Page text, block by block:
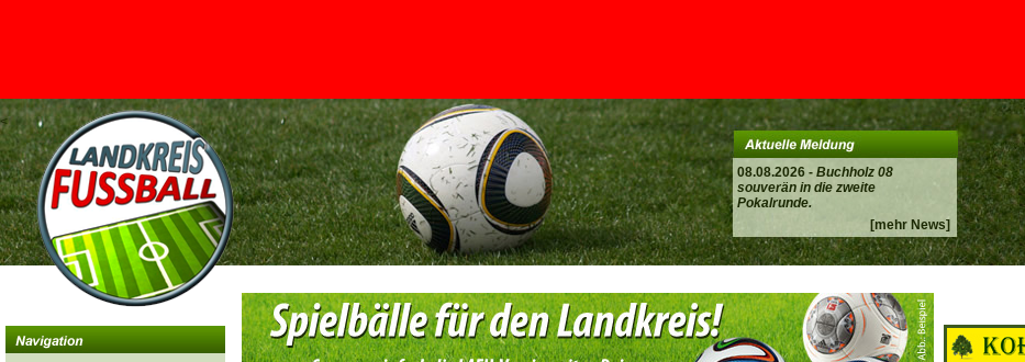
08.08.2026 - Buchholz 08
souverän in die zweite
Pokalrunde.
[mehr News]
<